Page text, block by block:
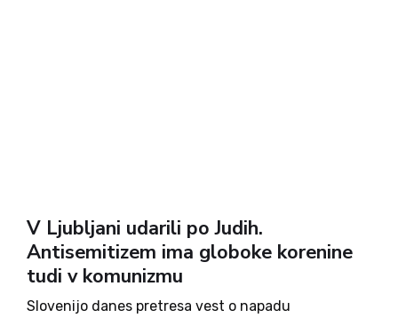
V Ljubljani udarili po Judih.
Antisemitizem ima globoke korenine
tudi v komunizmu
Slovenijo danes pretresa vest o napadu